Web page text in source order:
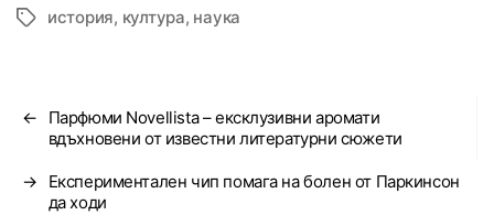
Tagsистория, култура, наука
←
Парфюми Novellista – ексклузивни аромати
вдъхновени от известни литературни сюжети
→
Експериментален чип помага на болен от Паркинсон
да ходи